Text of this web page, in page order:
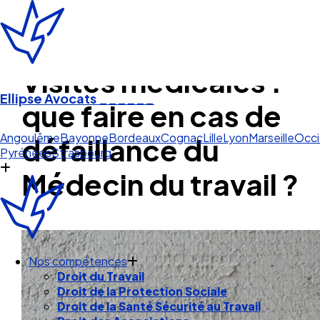
Ellipse Avocats ______
Pau Pyr
AngoulêmeBayonneBordeauxCognac Lille
Pyrénées
Nos compétences
Droit du Travail
Droit de la Protection Sociale
Visites médicales :
que faire en cas de
défaillance du
Médecin du travail ?